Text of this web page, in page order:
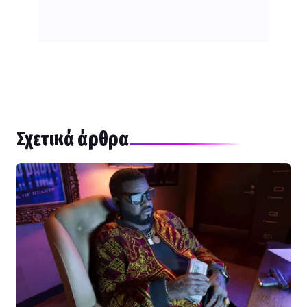
Σχετικά άρθρα